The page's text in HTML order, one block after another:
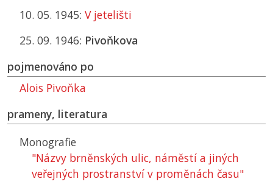
10. 05. 1945: V jetelišti
25. 09. 1946: Pivoňkova
pojmenováno po
Alois Pivoňka
prameny, literatura
Monografie
"Názvy brněnských ulic, náměstí a jiných
veřejných prostranství v proměnách času"